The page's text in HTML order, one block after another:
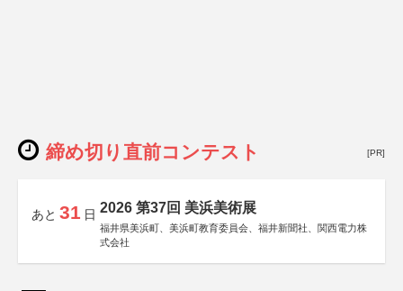
締め切り直前コンテスト [PR]
あと 31 日 2026 第37回 美浜美術展
福井県美浜町、美浜町教育委員会、福井新聞社、関西電力株
式会社